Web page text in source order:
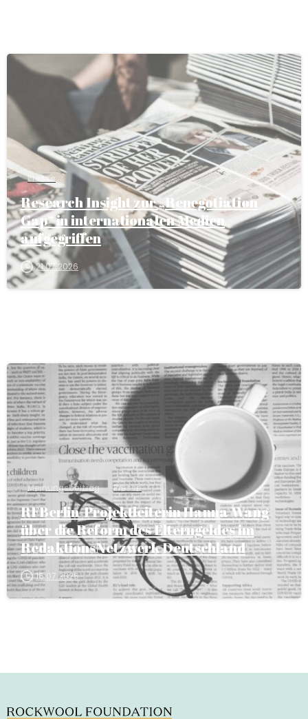
Presse
Research Insight zur „Renegotiation
Gap“ in internationalen Medien
aufgegriffen
21.07.2026
Meinungsbeitrag Presse
RFBerlin-Projektleiterin Hanna Wang
über die Reform des Elterngeldes im
RedaktionsNetzwerk Deutschland
16.07.2026